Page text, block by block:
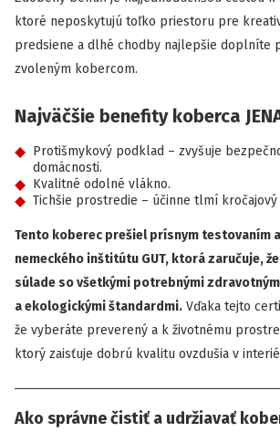
ktoré neposkytujú toľko priestoru pre
predsiene a dlhé chodby najlepšie doplníte
zvoleným kobercom.
Najväčšie benefity koberca
Protišmykový podklad – zvyšuje
domácnosti.
Kvalitné odolné vlákno.
Tichšie prostredie – účinne tlmí
Tento koberec prešiel prísnym testovaním
nemeckého inštitútu GUT, ktorá zaručuje,
súlade so všetkými potrebnými
a ekologickými štandardmi. Vďaka tejto
že vyberáte preverený a k životnému
ktorý zaisťuje dobrú kvalitu ovzdušia v
Ako správne čistiť a udržiavať